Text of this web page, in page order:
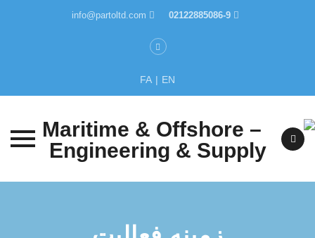
02122885086-9
info@partoltd.com
EN
|
FA